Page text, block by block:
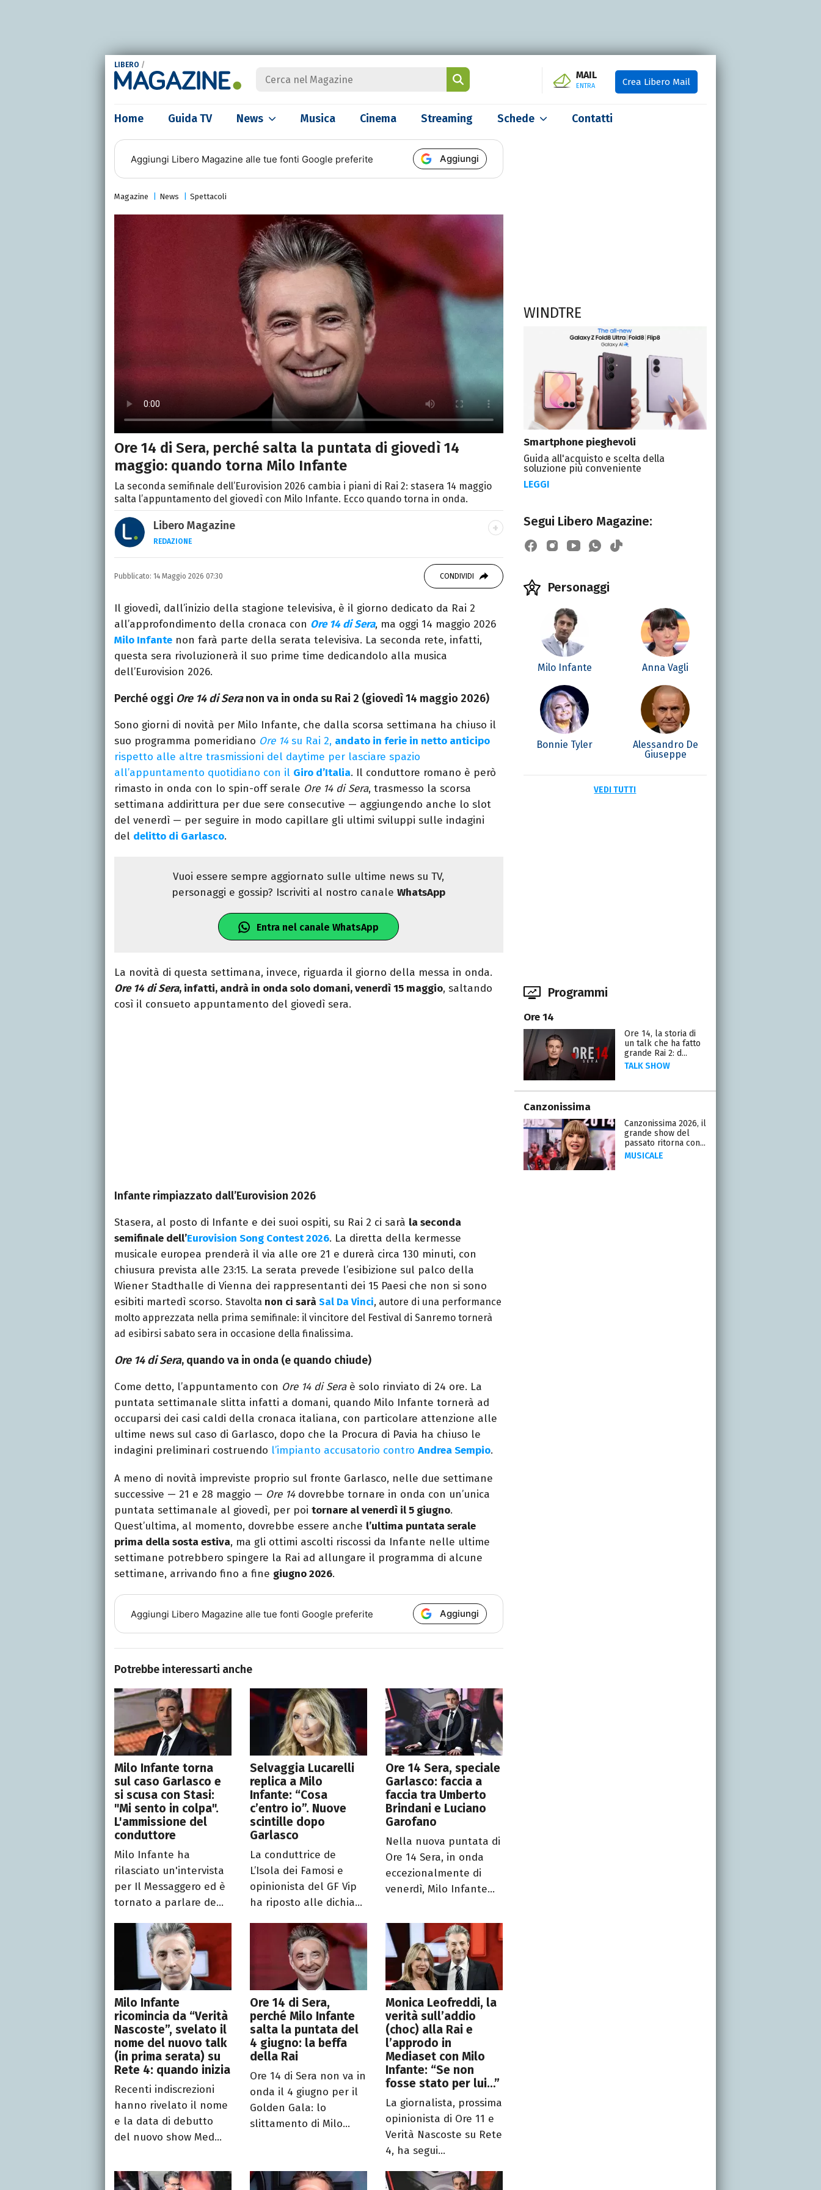
LIBERO /
MAIL
ENTRA Crea Libero Mail
Home Guida TV News Musica Cinema Streaming Schede Contatti
Aggiungi Libero Magazine alle tue fonti Google preferite Aggiungi
Magazine News Spettacoli
Ore 14 di Sera, perché salta la puntata di giovedì 14
maggio: quando torna Milo Infante
La seconda semifinale dell’Eurovision 2026 cambia i piani di Rai 2: stasera 14 maggio
salta l’appuntamento del giovedì con Milo Infante. Ecco quando torna in onda.
Libero Magazine
REDAZIONE
E-MAIL
INSTAGRAM FACEBOOK
Libero Magazine è il canale del portale Libero.it dedicato al mondo
Pubblicato: 14 Maggio 2026 07:30 CONDIVIDI
Il giovedì, dall’inizio della stagione televisiva, è il giorno dedicato da Rai 2
all’approfondimento della cronaca con Ore 14 di Sera, ma oggi 14 maggio 2026
Milo Infante non farà parte della serata televisiva. La seconda rete, infatti,
questa sera rivoluzionerà il suo prime time dedicandolo alla musica
dell’Eurovision 2026.
Perché oggi Ore 14 di Seranon va in onda su Rai 2 (giovedì 14 maggio 2026)
Sono giorni di novità per Milo Infante, che dalla scorsa settimana ha chiuso il
suo programma pomeridiano Ore 14su Rai 2, andato in ferie in netto anticipo
rispetto alle altre trasmissioni del daytime per lasciare spazio
all’appuntamento quotidiano con il Giro d’Italia. Il conduttore romano è però
rimasto in onda con lo spin-off serale Ore 14 di Sera, trasmesso la scorsa
settimana addirittura per due sere consecutive — aggiungendo anche lo slot
del venerdì — per seguire in modo capillare gli ultimi sviluppi sulle indagini
del delitto di Garlasco.
Vuoi essere sempre aggiornato sulle ultime news su TV,
personaggi e gossip? Iscriviti al nostro canaleWhatsApp
Entra nel canale WhatsApp
La novità di questa settimana, invece, riguarda il giorno della messa in onda.
Ore 14 di Sera, infatti, andrà in onda solo domani, venerdì 15 maggio, saltando
così il consueto appuntamento del giovedì sera.
Infante rimpiazzato dall’Eurovision 2026
Stasera, al posto di Infante e dei suoi ospiti, su Rai 2 ci sarà la seconda
semifinale dell’Eurovision Song Contest 2026. La diretta della kermesse
musicale europea prenderà il via alle ore 21 e durerà circa 130 minuti, con
chiusura prevista alle 23:15. La serata prevede l’esibizione sul palco della
Wiener Stadthalle di Vienna dei rappresentanti dei 15 Paesi che non si sono
esibiti martedì scorso. Stavolta non ci sarà Sal Da Vinci, autore di una performance
molto apprezzata nella prima semifinale: il vincitore del Festival di Sanremo tornerà
ad esibirsi sabato sera in occasione della finalissima.
Ore 14 di Sera, quando va in onda (e quando chiude)
Come detto, l’appuntamento con Ore 14 di Seraè solo rinviato di 24 ore. La
puntata settimanale slitta infatti a domani, quando Milo Infante tornerà ad
occuparsi dei casi caldi della cronaca italiana, con particolare attenzione alle
ultime news sul caso di Garlasco, dopo che la Procura di Pavia ha chiuso le
indagini preliminari costruendo l’impianto accusatorio contro Andrea Sempio.
A meno di novità impreviste proprio sul fronte Garlasco, nelle due settimane
successive — 21 e 28 maggio — Ore 14dovrebbe tornare in onda con un’unica
puntata settimanale al giovedì, per poi tornare al venerdì il 5 giugno.
Quest’ultima, al momento, dovrebbe essere anche l’ultima puntata serale
prima della sosta estiva, ma gli ottimi ascolti riscossi da Infante nelle ultime
settimane potrebbero spingere la Rai ad allungare il programma di alcune
settimane, arrivando fino a fine giugno 2026.
Aggiungi Libero Magazine alle tue fonti Google preferite Aggiungi
Potrebbe interessarti anche
Milo Infante torna
sul caso Garlasco e
si scusa con Stasi:
"Mi sento in colpa".
L'ammissione del
conduttore
Milo Infante ha
rilasciato un'intervista
per Il Messaggero ed è
tornato a parlare de...
Selvaggia Lucarelli
replica a Milo
Infante: “Cosa
c’entro io”. Nuove
scintille dopo
Garlasco
La conduttrice de
L’Isola dei Famosi e
opinionista del GF Vip
ha riposto alle dichia...
Ore 14 Sera, speciale
Garlasco: faccia a
faccia tra Umberto
Brindani e Luciano
Garofano
Nella nuova puntata di
Ore 14 Sera, in onda
eccezionalmente di
venerdì, Milo Infante...
Milo Infante
ricomincia da “Verità
Nascoste”, svelato il
nome del nuovo talk
(in prima serata) su
Rete 4: quando inizia
Recenti indiscrezioni
hanno rivelato il nome
e la data di debutto
del nuovo show Med...
Ore 14 di Sera,
perché Milo Infante
salta la puntata del
4 giugno: la beffa
della Rai
Ore 14 di Sera non va in
onda il 4 giugno per il
Golden Gala: lo
slittamento di Milo...
Monica Leofreddi, la
verità sull’addio
(choc) alla Rai e
l’approdo in
Mediaset con Milo
Infante: “Se non
fosse stato per lui…”
La giornalista, prossima
opinionista di Ore 11 e
Verità Nascoste su Rete
4, ha segui...
WINDTRE
Smartphone pieghevoli
Guida all'acquisto e scelta della
soluzione più conveniente
LEGGI
Segui Libero Magazine:
Personaggi
Milo Infante Anna Vagli
Bonnie Tyler
Alessandro De
Giuseppe
VEDI TUTTI
Programmi
Ore 14
Ore 14, la storia di
un talk che ha fatto
grande Rai 2: d...
TALK SHOW
Canzonissima
Canzonissima 2026, il
grande show del
passato ritorna con...
MUSICALE